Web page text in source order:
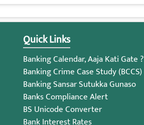
Quick Links
Banking Calendar, Aaja Kati Gate ?
Banking Crime Case Study (BCCS)
Banking Sansar Sutukka Gunaso
Banks Compliance Alert
BS Unicode Converter
Bank Interest Rates